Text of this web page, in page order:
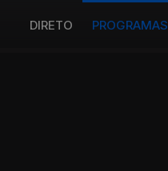
DIRETO PROGRAMAS